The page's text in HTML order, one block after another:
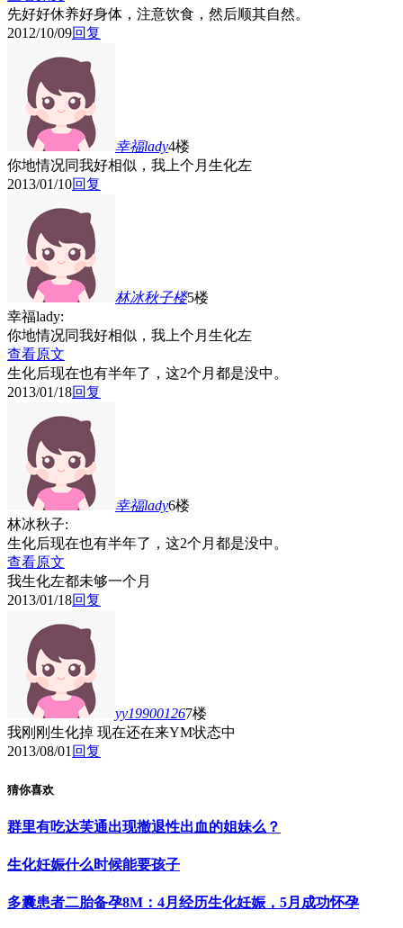
先好好休养好身体，注意饮食，然后顺其自然。
2012/10/09回复
幸福lady4楼
你地情况同我好相似，我上个月生化左
2013/01/10回复
林冰秋子楼5楼
幸福lady:
你地情况同我好相似，我上个月生化左
查看原文
生化后现在也有半年了，这2个月都是没中。
2013/01/18回复
幸福lady6楼
林冰秋子:
生化后现在也有半年了，这2个月都是没中。
查看原文
我生化左都未够一个月
2013/01/18回复
yy199001267楼
我刚刚生化掉 现在还在来YM状态中
2013/08/01回复
猜你喜欢
群里有吃达芙通出现撤退性出血的姐妹么？
生化妊娠什么时候能要孩子
多囊患者二胎备孕8M：4月经历生化妊娠，5月成功怀孕